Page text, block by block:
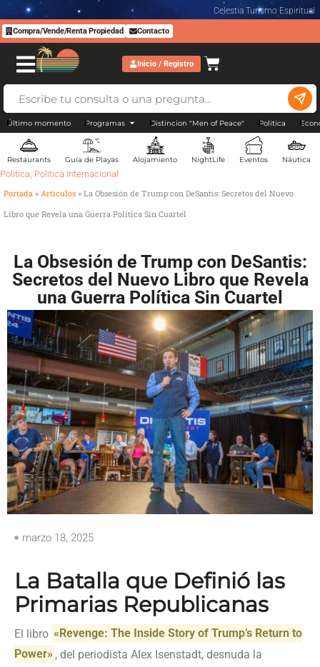
Celestia Turismo Espiritual
Compra/Vende/Renta Propiedad Contacto
Inicio / Registro
Último momento Programas Distincion "Men of Peace" Politica
Restaurants Guía de Playas Alojamiento NightLife Eventos Náutica
Politica, Politica Internacional
Portada » Artículos » La Obsesión de Trump con DeSantis: Secretos del Nuevo
Libro que Revela una Guerra Política Sin Cuartel
La Obsesión de Trump con DeSantis:
Secretos del Nuevo Libro que Revela
una Guerra Política Sin Cuartel
marzo 18, 2025
La Batalla que Definió las
Primarias Republicanas
El libro «Revenge: The Inside Story of Trump’s Return to
Power» , del periodista Alex Isenstadt, desnuda la